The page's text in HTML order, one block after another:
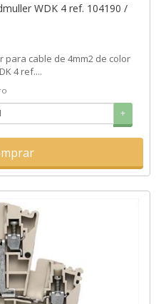
WDK 4 ref. 104190 /
para cable de 4mm2 de color
4 ref....
+